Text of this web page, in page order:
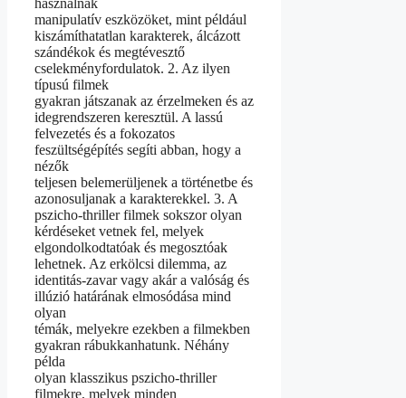
használnak
manipulatív eszközöket, mint például
kiszámíthatatlan karakterek, álcázott
szándékok és megtévesztő
cselekményfordulatok. 2. Az ilyen
típusú filmek
gyakran játszanak az érzelmeken és az
idegrendszeren keresztül. A lassú
felvezetés és a fokozatos
feszültségépítés segíti abban, hogy a
nézők
teljesen belemerüljenek a történetbe és
azonosuljanak a karakterekkel. 3. A
pszicho-thriller filmek sokszor olyan
kérdéseket vetnek fel, melyek
elgondolkodtatóak és megosztóak
lehetnek. Az erkölcsi dilemma, az
identitás-zavar vagy akár a valóság és
illúzió határának elmosódása mind
olyan
témák, melyekre ezekben a filmekben
gyakran rábukkanhatunk. Néhány
példa
olyan klasszikus pszicho-thriller
filmekre, melyek minden